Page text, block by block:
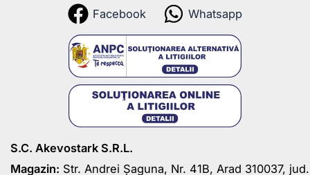
Facebook Whatsapp
S.C. Akevostark S.R.L.
Magazin: Str. Andrei Șaguna, Nr. 41B, Arad 310037, jud.